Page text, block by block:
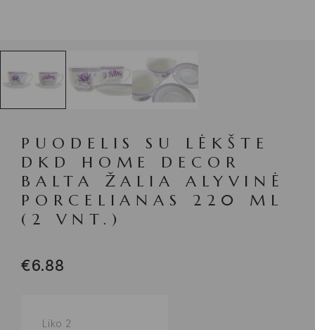
PUODELIS SU LĖKŠTE
DKD HOME DECOR
BALTA ŽALIA ALYVINĖ
PORCELIANAS 220 ML
(2 VNT.)
€6.88
Liko 2